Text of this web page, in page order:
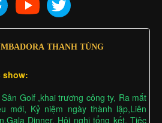
THANH TÙNG
show:
Golf ,khai trương công ty, Ra mắt
mới, Kỷ niệm ngày thành lập,Liên
Dinner, Hội nghị tổng kết, Tiệc